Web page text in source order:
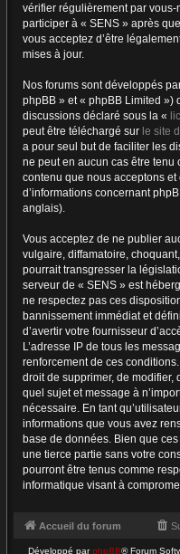
vérifier régulièrement par
participer à « SENS » après
vous acceptez d’être
mises à jour.
Nos forums sont développés
phpBB » et « phpBB Limited »)
discussions déclaré sous la «
peut être téléchargé sur le site
a pour seul but de faciliter les
ne peut en aucun cas être
contenu que nous acceptons
d’informations concernant
anglais).
Vous acceptez de ne publier
vulgaire, diffamatoire,
pourrait transgresser la
serveur de « SENS » est
ne respectez pas ces
bannissement immédiat et
d’avertir votre fournisseur
L’adresse IP de tous les
renforcement de ces
droit de supprimer, de modifier,
quel sujet et message à
nécessaire. En tant
informations que vous avez
base de données. Bien que
une tierce partie sans votre
pourront être tenus comme
informatique visant à
Accueil du forum
Développé parphpBB® Forum